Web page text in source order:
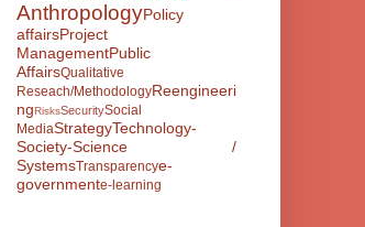
AnthropologyPolicy
affairsProject
ManagementPublic
AffairsQualitative
Reseach/MethodologyReengineeri
ngRisksSecuritySocial
MediaStrategyTechnology-
Society-Science /
SystemsTransparencye-
governmente-learning